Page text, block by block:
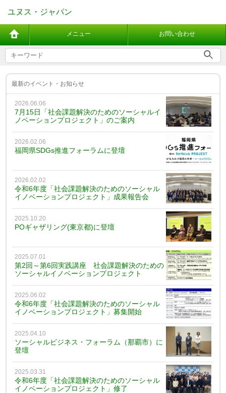
ユヌス・ジャパン
メニュー お問い合わせ
最新のイベント・お知らせ
2026.06.06
7月15日「社会課題解決のためのソーシャルイ
ノベーションプロジェクト」のご案内
2026.02.06
福岡県SDGs推進フォーラムに登壇
2026.02.02
令和6年度「社会課題解決のためのソーシャル
イノベーションプロジェクト」成果報告会
2025.10.20
POギャザリング(東京都)に登壇
2025.07.01
第2回～第6回実践講座 社会課題解決のための
ソーシャルイノベーションプロジェクト
2025.06.02
令和6年度「社会課題解決のためのソーシャル
イノベーションプロジェクト」募集開始
2025.04.10
ソーシャルビジネス・フォーラム（那覇市）に
登壇
2025.03.31
令和6年度「社会課題解決のためのソーシャル
イノベーションプロジェクト」修了